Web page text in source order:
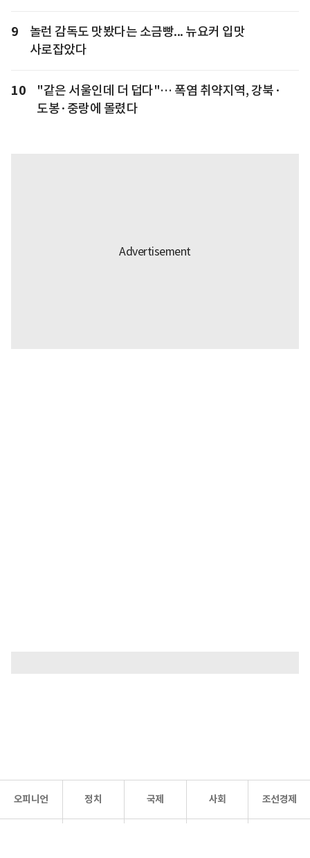
9
놀런 감독도 맛봤다는 소금빵... 뉴요커 입맛
사로잡았다
10
"같은 서울인데 더 덥다"… 폭염 취약지역, 강북·
도봉·중랑에 몰렸다
오피니언 정치 국제 사회 조선경제